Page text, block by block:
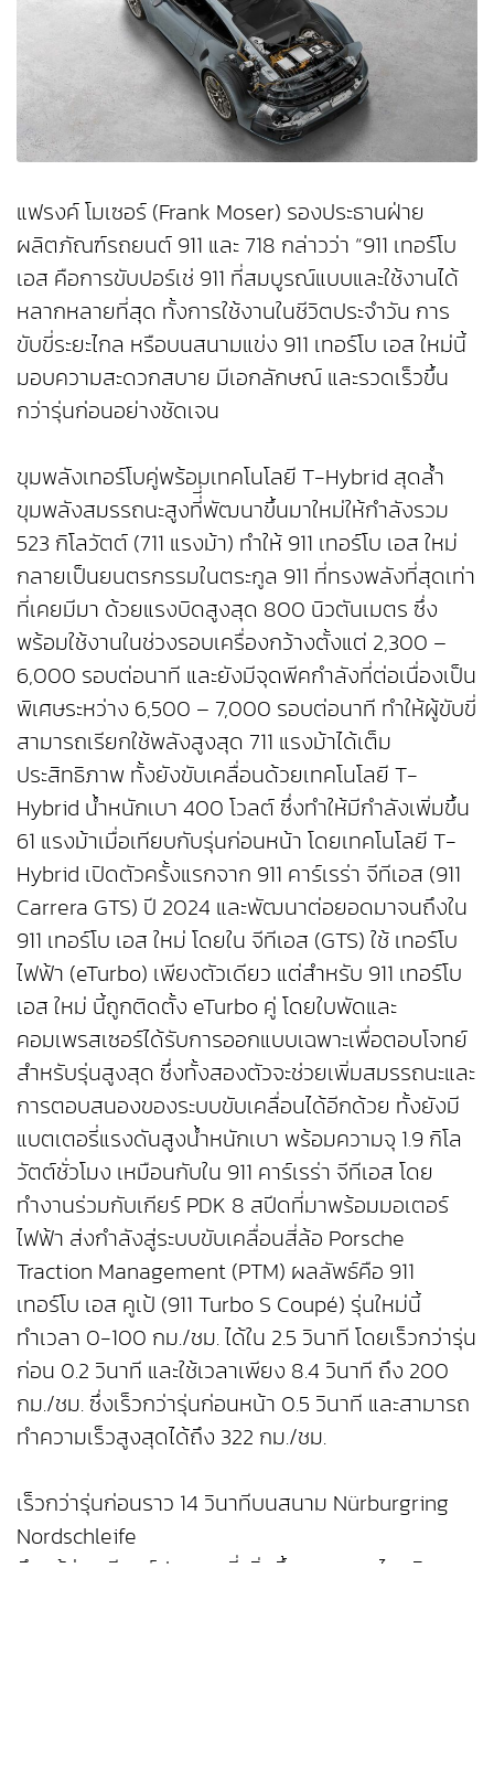
แฟรงค์ โมเซอร์ (Frank Moser) รองประธานฝ่าย
ผลิตภัณฑ์รถยนต์ 911 และ 718 กล่าวว่า “911 เทอร์โบ
เอส คือการขับปอร์เช่ 911 ที่สมบูรณ์แบบและใช้งานได้
หลากหลายที่สุด ทั้งการใช้งานในชีวิตประจำวัน การ
ขับขี่ระยะไกล หรือบนสนามแข่ง 911 เทอร์โบ เอส ใหม่นี้
มอบความสะดวกสบาย มีเอกลักษณ์ และรวดเร็วขึ้น
กว่ารุ่นก่อนอย่างชัดเจน
ขุมพลังเทอร์โบคู่พร้อมเทคโนโลยี T-Hybrid สุดล้ำ
ขุมพลังสมรรถนะสูงที่ี่พัฒนาขึ้นมาใหม่ให้กำลังรวม
523 กิโลวัตต์ (711 แรงม้า) ทำให้ 911 เทอร์โบ เอส ใหม่
กลายเป็นยนตรกรรมในตระกูล 911 ที่ทรงพลังที่สุดเท่า
ที่เคยมีมา ด้วยแรงบิดสูงสุด 800 นิวตันเมตร ซึ่ง
พร้อมใช้งานในช่วงรอบเครื่องกว้างตั้งแต่ 2,300 –
6,000 รอบต่อนาที และยังมีจุดพีคกำลังที่ต่อเนื่องเป็น
พิเศษระหว่าง 6,500 – 7,000 รอบต่อนาที ทำให้ผู้ขับขี่
สามารถเรียกใช้พลังสูงสุด 711 แรงม้าได้เต็ม
ประสิทธิภาพ ทั้งยังขับเคลื่อนด้วยเทคโนโลยี T-
Hybrid น้ำหนักเบา 400 โวลต์ ซึ่งทำให้มีกำลังเพิ่มขึ้น
61 แรงม้าเมื่อเทียบกับรุ่นก่อนหน้า โดยเทคโนโลยี T-
Hybrid เปิดตัวครั้งแรกจาก 911 คาร์เรร่า จีทีเอส (911
Carrera GTS) ปี 2024 และพัฒนาต่อยอดมาจนถึงใน
911 เทอร์โบ เอส ใหม่ โดยใน จีทีเอส (GTS) ใช้ เทอร์โบ
ไฟฟ้า (eTurbo) เพียงตัวเดียว แต่สำหรับ 911 เทอร์โบ
เอส ใหม่ นี้ถูกติดตั้ง eTurbo คู่ โดยใบพัดและ
คอมเพรสเซอร์ได้รับการออกแบบเฉพาะเพื่อตอบโจทย์
สำหรับรุ่นสูงสุด ซึ่งทั้งสองตัวจะช่วยเพิ่มสมรรถนะและ
การตอบสนองของระบบขับเคลื่อนได้อีกด้วย ทั้งยังมี
แบตเตอรี่แรงดันสูงน้ำหนักเบา พร้อมความจุ 1.9 กิโล
วัตต์ชั่วโมง เหมือนกับใน 911 คาร์เรร่า จีทีเอส โดย
ทำงานร่วมกับเกียร์ PDK 8 สปีดที่มาพร้อมมอเตอร์
ไฟฟ้า ส่งกำลังสู่ระบบขับเคลื่อนสี่ล้อ Porsche
Traction Management (PTM) ผลลัพธ์คือ 911
เทอร์โบ เอส คูเป้ (911 Turbo S Coupé) รุ่นใหม่นี้
ทำเวลา 0-100 กม./ชม. ได้ใน 2.5 วินาที โดยเร็วกว่ารุ่น
ก่อน 0.2 วินาที และใช้เวลาเพียง 8.4 วินาที ถึง 200
กม./ชม. ซึ่งเร็วกว่ารุ่นก่อนหน้า 0.5 วินาที และสามารถ
ทำความเร็วสูงสุดได้ถึง 322 กม./ชม.
เร็วกว่ารุ่นก่อนราว 14 วินาทีบนสนาม Nürburgring
Nordschleife
ถึงแม้ว่าจะมีองค์ประกอบที่เพิ่มขึ้นจากระบบไฮบริด